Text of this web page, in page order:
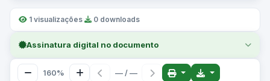
1 visualizações 0 downloads
Assinatura digital no documento
160% — / —